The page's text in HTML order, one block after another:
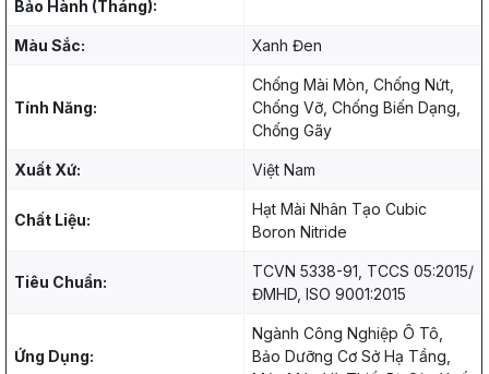
Bảo Hành (Tháng):
Màu Sắc: Xanh Đen
Tính Năng:
Chống Mài Mòn, Chống Nứt,
Chống Vỡ, Chống Biến Dạng,
Chống Gãy
Xuất Xứ: Việt Nam
Chất Liệu:
Hạt Mài Nhân Tạo Cubic
Boron Nitride
Tiêu Chuẩn:
TCVN 5338-91, TCCS 05:2015/
ĐMHD, ISO 9001:2015
Ứng Dụng:
Ngành Công Nghiệp Ô Tô,
Bảo Dưỡng Cơ Sở Hạ Tầng,